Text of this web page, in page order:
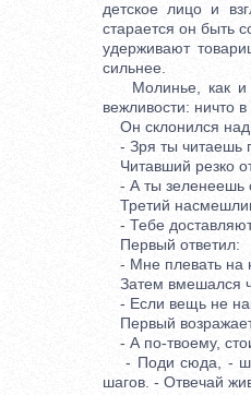
детское лицо и
старается он быть
удерживают
сильнее.
Молинье, как и
вежливости: ничто
Он склонился над
- Зря ты читаешь
Читавший резко
- А ты зеленеешь
Третий
- Тебе доставляют
Первый ответил:
- Мне плевать на
Затем вмешался
- Если вещь не
Первый
- А по-твоему,
- Поди сюда, -
шагов. - Отвечай